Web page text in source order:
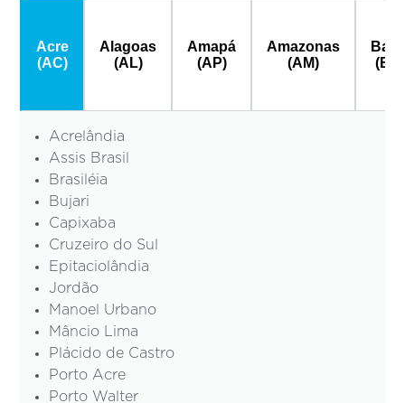
Acre
(AC)
Alagoas
(AL)
Amapá
(AP)
Amazonas
(AM)
Acrelândia
Assis Brasil
Brasiléia
Bujari
Capixaba
Cruzeiro do Sul
Epitaciolândia
Jordão
Manoel Urbano
Mâncio Lima
Plácido de Castro
Porto Acre
Porto Walter